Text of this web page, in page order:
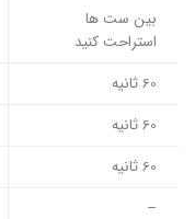
بین ست ها
استراحت کنید
60 ثانیه
60 ثانیه
60 ثانیه
–